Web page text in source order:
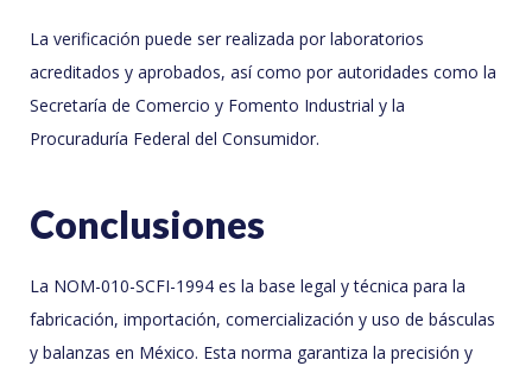
La verificación puede ser realizada por laboratorios
acreditados y aprobados, así como por autoridades como la
Secretaría de Comercio y Fomento Industrial y la
Procuraduría Federal del Consumidor.
Conclusiones
La NOM-010-SCFI-1994 es la base legal y técnica para la
fabricación, importación, comercialización y uso de básculas
y balanzas en México. Esta norma garantiza la precisión y